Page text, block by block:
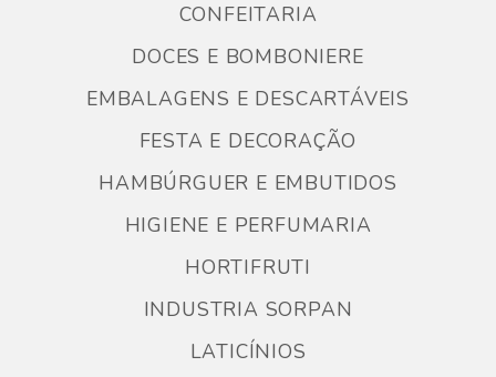
CONFEITARIA
DOCES E BOMBONIERE
EMBALAGENS E DESCARTÁVEIS
FESTA E DECORAÇÃO
HAMBÚRGUER E EMBUTIDOS
HIGIENE E PERFUMARIA
HORTIFRUTI
INDUSTRIA SORPAN
LATICÍNIOS